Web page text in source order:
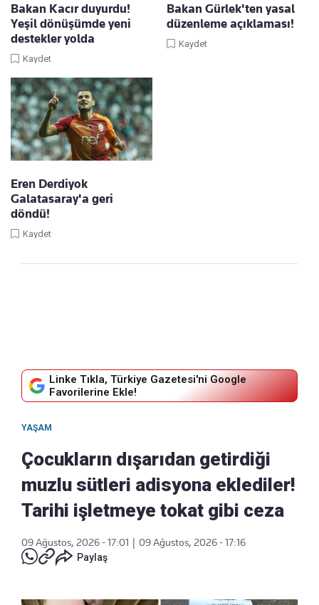
Bakan Kacır duyurdu!
Yeşil dönüşümde yeni
destekler yolda
Kaydet
Bakan Gürlek'ten yasal
düzenleme açıklaması!
Kaydet
Eren Derdiyok
Galatasaray'a geri
döndü!
Kaydet
Linke Tıkla, Türkiye Gazetesi'ni Google
Favorilerine Ekle!
YAŞAM
Çocukların dışarıdan getirdiği
muzlu sütleri adisyona eklediler!
Tarihi işletmeye tokat gibi ceza
09 Ağustos, 2026 - 17:01
09 Ağustos, 2026 - 17:16
Paylaş